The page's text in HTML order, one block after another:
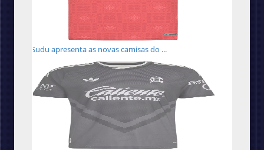
Sudu apresenta as novas camisas do ...